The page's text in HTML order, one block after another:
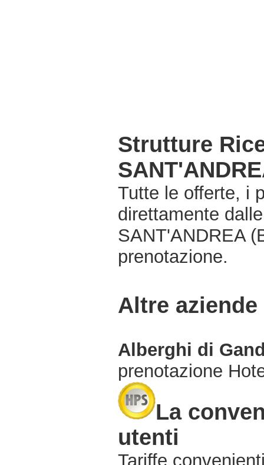
Strutture
Tutte le offerte, i
direttamente
SANT'ANDREA
prenotazione.
Altre
Alberghi di
prenotazione
La
utenti
Tariffe